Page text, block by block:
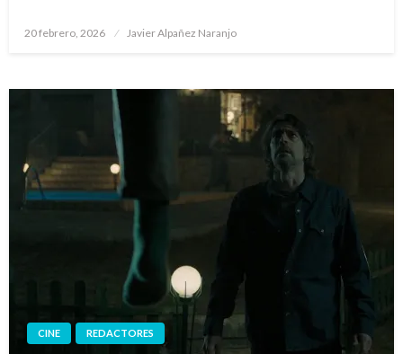
Publicado
20 febrero, 2026 Javier Alpañez Naranjo
CINE REDACTORES